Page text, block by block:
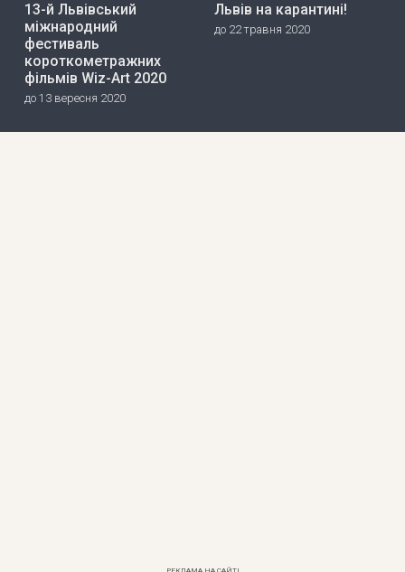
13-й Львівський
міжнародний
фестиваль
короткометражних
фільмів Wiz-Art 2020
до 13 вересня 2020
Львів на карантині!
до 22 травня 2020